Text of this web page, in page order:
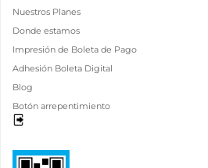
Nuestros Planes
Donde estamos
Impresión de Boleta de Pago
Adhesión Boleta Digital
Blog
Botón arrepentimiento